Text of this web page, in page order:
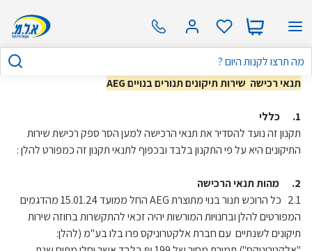
תנאי רכישה שירות תיקונים תנורים בנויים AEG
1. כללי
תקנון זה נועד להסדיר את תנאי הרכישה למען הסר ספק רכישת שירות
התיקונים היא על פי התקנון בלבד ובכפוף לתנאי תקנון זה כמפורט להלן :
2. מהות תנאי הרכישה
2.1 כל הרוכש תנור בנוי מתוצרת AEG החל ממועד 15.01.24 מהדגמים
המפורטים להלן ובחנויות המורשות יהיה זכאי להתקשרות בחוזה שירות
תיקונים לשנתיים עם חברת אלקטרוניקס פרו בלו בע"מ (להלן: